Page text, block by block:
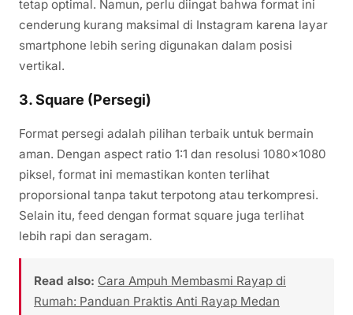
tetap optimal. Namun, perlu diingat bahwa format ini
cenderung kurang maksimal di Instagram karena layar
smartphone lebih sering digunakan dalam posisi
vertikal.
3. Square (Persegi)
Format persegi adalah pilihan terbaik untuk bermain
aman. Dengan aspect ratio 1:1 dan resolusi 1080×1080
piksel, format ini memastikan konten terlihat
proporsional tanpa takut terpotong atau terkompresi.
Selain itu, feed dengan format square juga terlihat
lebih rapi dan seragam.
Read also: Cara Ampuh Membasmi Rayap di
Rumah: Panduan Praktis Anti Rayap Medan